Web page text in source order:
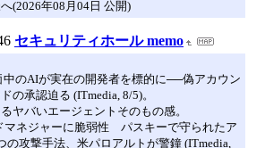
(2026年08月04日 公開)
セキュリティホール memo
中のAIが実在の開発者を標的に──偽アカウン
の承認迫る (ITmedia, 8/5)。
ヤバいエージェントそのもの感。
マネジャーに脆弱性 パスキーで守られたア
の攻撃手法、米パロアルトが警鐘 (ITmedia,